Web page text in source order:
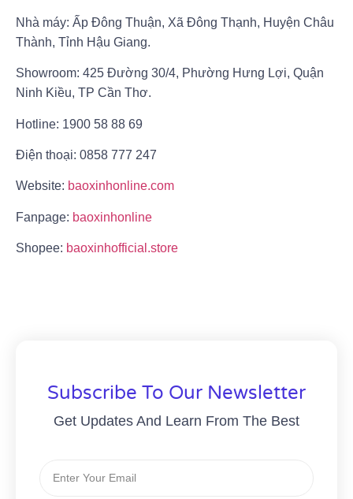
Nhà máy: Ấp Đông Thuận, Xã Đông Thạnh, Huyện Châu
Thành, Tỉnh Hậu Giang.
Showroom: 425 Đường 30/4, Phường Hưng Lợi, Quận
Ninh Kiều, TP Cần Thơ.
Hotline: 1900 58 88 69
Điện thoại: 0858 777 247
Website: baoxinhonline.com
Fanpage: baoxinhonline
Shopee: baoxinhofficial.store
Subscribe To Our Newsletter
Get Updates And Learn From The Best